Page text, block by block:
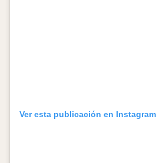
Ver esta publicación en Instagram